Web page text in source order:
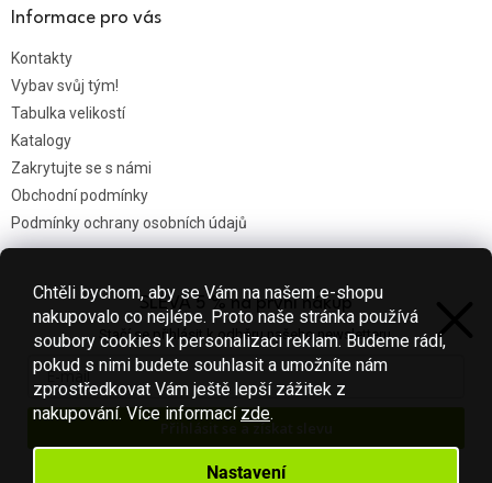
Chtěli bychom, aby se Vám na našem e-shopu
nakupovalo co nejlépe. Proto naše stránka používá
soubory cookies k personalizaci reklam. Budeme rádi,
pokud s nimi budete souhlasit a umožníte nám
zprostředkovat Vám ještě lepší zážitek z
nakupování. Více informací zde.
Nastavení
Informace pro vás
Kontakty
Vybav svůj tým!
Tabulka velikostí
Katalogy
Zakrytujte se s námi
Obchodní podmínky
Podmínky ochrany osobních údajů
Nákupní košík
0KS /0 KČ
SLEVA 5 % na první nákup
Stačí se přihlásit k odběru našeho newsletteru.
Přihlásit se a získat slevu
Váš e-mail je u nás v bezpečí.